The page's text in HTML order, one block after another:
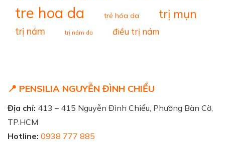
tre hoa da trẻ hóa da trị mụn
trị nám trị nám da điều trị nám
📍 PENSILIA NGUYỄN ĐÌNH CHIỂU
Địa chỉ: 413 – 415 Nguyễn Đình Chiểu, Phường Bàn Cờ,
TP.HCM
Hotline: 0938 777 885